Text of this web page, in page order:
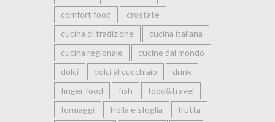
comfort food
crostate
cucina di tradizione
cucina italiana
cucina regionale
cucine dal mondo
dolci
dolci al cucchiaio
drink
finger food
fish
food&travel
formaggi
frolla e sfoglia
frutta